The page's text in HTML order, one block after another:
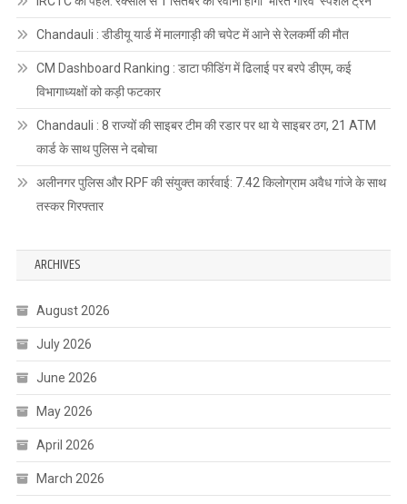
Chandauli : डीडीयू यार्ड में मालगाड़ी की चपेट में आने से रेलकर्मी की मौत
CM Dashboard Ranking : डाटा फीडिंग में ढिलाई पर बरपे डीएम, कई
विभागाध्यक्षों को कड़ी फटकार
Chandauli : 8 राज्यों की साइबर टीम की रडार पर था ये साइबर ठग, 21 ATM
कार्ड के साथ पुलिस ने दबोचा
अलीनगर पुलिस और RPF की संयुक्त कार्रवाई: 7.42 किलोग्राम अवैध गांजे के साथ
तस्कर गिरफ्तार
ARCHIVES
August 2026
July 2026
June 2026
May 2026
April 2026
March 2026